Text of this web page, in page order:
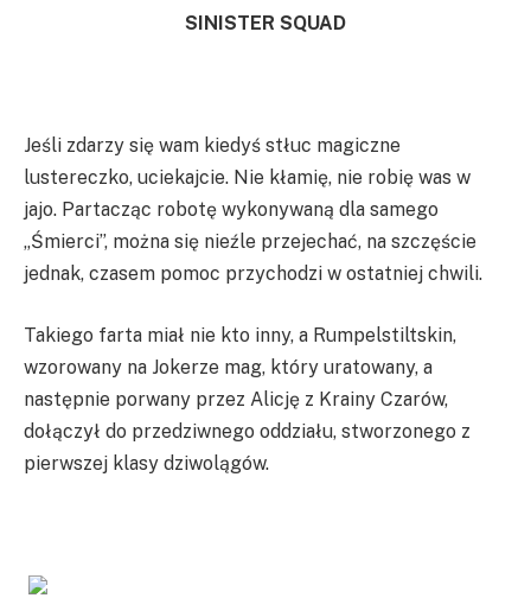
SINISTER SQUAD
Jeśli zdarzy się wam kiedyś stłuc magiczne
lustereczko, uciekajcie. Nie kłamię, nie robię was w
jajo. Partacząc robotę wykonywaną dla samego
„Śmierci”, można się nieźle przejechać, na szczęście
jednak, czasem pomoc przychodzi w ostatniej chwili.
Takiego farta miał nie kto inny, a Rumpelstiltskin,
wzorowany na Jokerze mag, który uratowany, a
następnie porwany przez Alicję z Krainy Czarów,
dołączył do przedziwnego oddziału, stworzonego z
pierwszej klasy dziwolągów.